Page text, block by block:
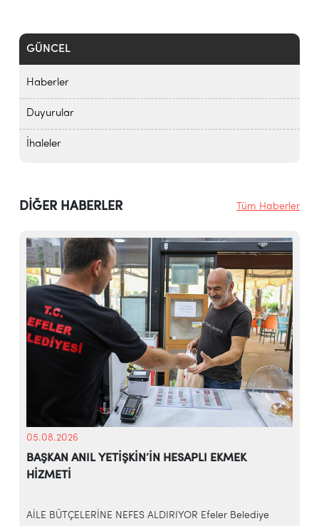
GÜNCEL
Haberler
Duyurular
İhaleler
DİĞER HABERLER Tüm Haberler
05.08.2026
BAŞKAN ANIL YETİŞKİN’İN HESAPLI EKMEK
HİZMETİ
AİLE BÜTÇELERİNE NEFES ALDIRIYOR Efeler Belediye